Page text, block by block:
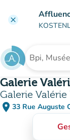
clear
Suche nach
Galerie
Galerie
place 33 Rue Auguste